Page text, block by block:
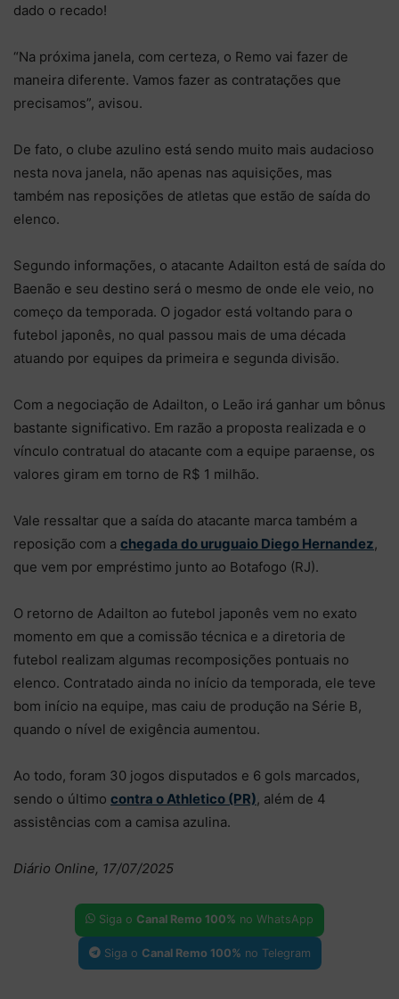
dado o recado!
“Na próxima janela, com certeza, o Remo vai fazer de
maneira diferente. Vamos fazer as contratações que
precisamos”, avisou.
De fato, o clube azulino está sendo muito mais audacioso
nesta nova janela, não apenas nas aquisições, mas
também nas reposições de atletas que estão de saída do
elenco.
Segundo informações, o atacante Adailton está de saída do
Baenão e seu destino será o mesmo de onde ele veio, no
começo da temporada. O jogador está voltando para o
futebol japonês, no qual passou mais de uma década
atuando por equipes da primeira e segunda divisão.
Com a negociação de Adailton, o Leão irá ganhar um bônus
bastante significativo. Em razão a proposta realizada e o
vínculo contratual do atacante com a equipe paraense, os
valores giram em torno de R$ 1 milhão.
Vale ressaltar que a saída do atacante marca também a
reposição com a chegada do uruguaio Diego Hernandez,
que vem por empréstimo junto ao Botafogo (RJ).
O retorno de Adailton ao futebol japonês vem no exato
momento em que a comissão técnica e a diretoria de
futebol realizam algumas recomposições pontuais no
elenco. Contratado ainda no início da temporada, ele teve
bom início na equipe, mas caiu de produção na Série B,
quando o nível de exigência aumentou.
Ao todo, foram 30 jogos disputados e 6 gols marcados,
sendo o último contra o Athletico (PR), além de 4
assistências com a camisa azulina.
Diário Online, 17/07/2025
Siga o Canal Remo 100% no WhatsApp
Siga o Canal Remo 100% no Telegram